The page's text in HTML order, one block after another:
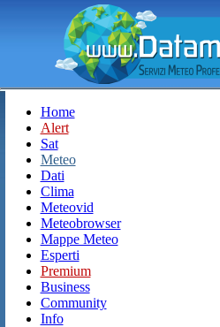
Home
Alert
Sat
Meteo
Dati
Clima
Meteovid
Meteobrowser
Mappe Meteo
Esperti
Premium
Business
Community
Info